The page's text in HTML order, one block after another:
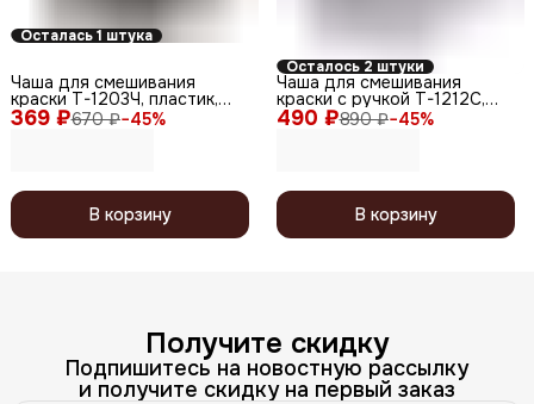
Осталась 1 штука
369 ₽670 ₽−45%
Чаша для смешивания
краски T-1203Ч, пластик,
черный, 180 мл
В корзину
Осталось 2 штуки
490 ₽890 ₽−45%
Чаша для смешивания
краски с ручкой T-1212С,
пластик, серый, 400 мл
В корзину
Получите скидку
Подпишитесь на новостную рассылку
и получите скидку на первый заказ